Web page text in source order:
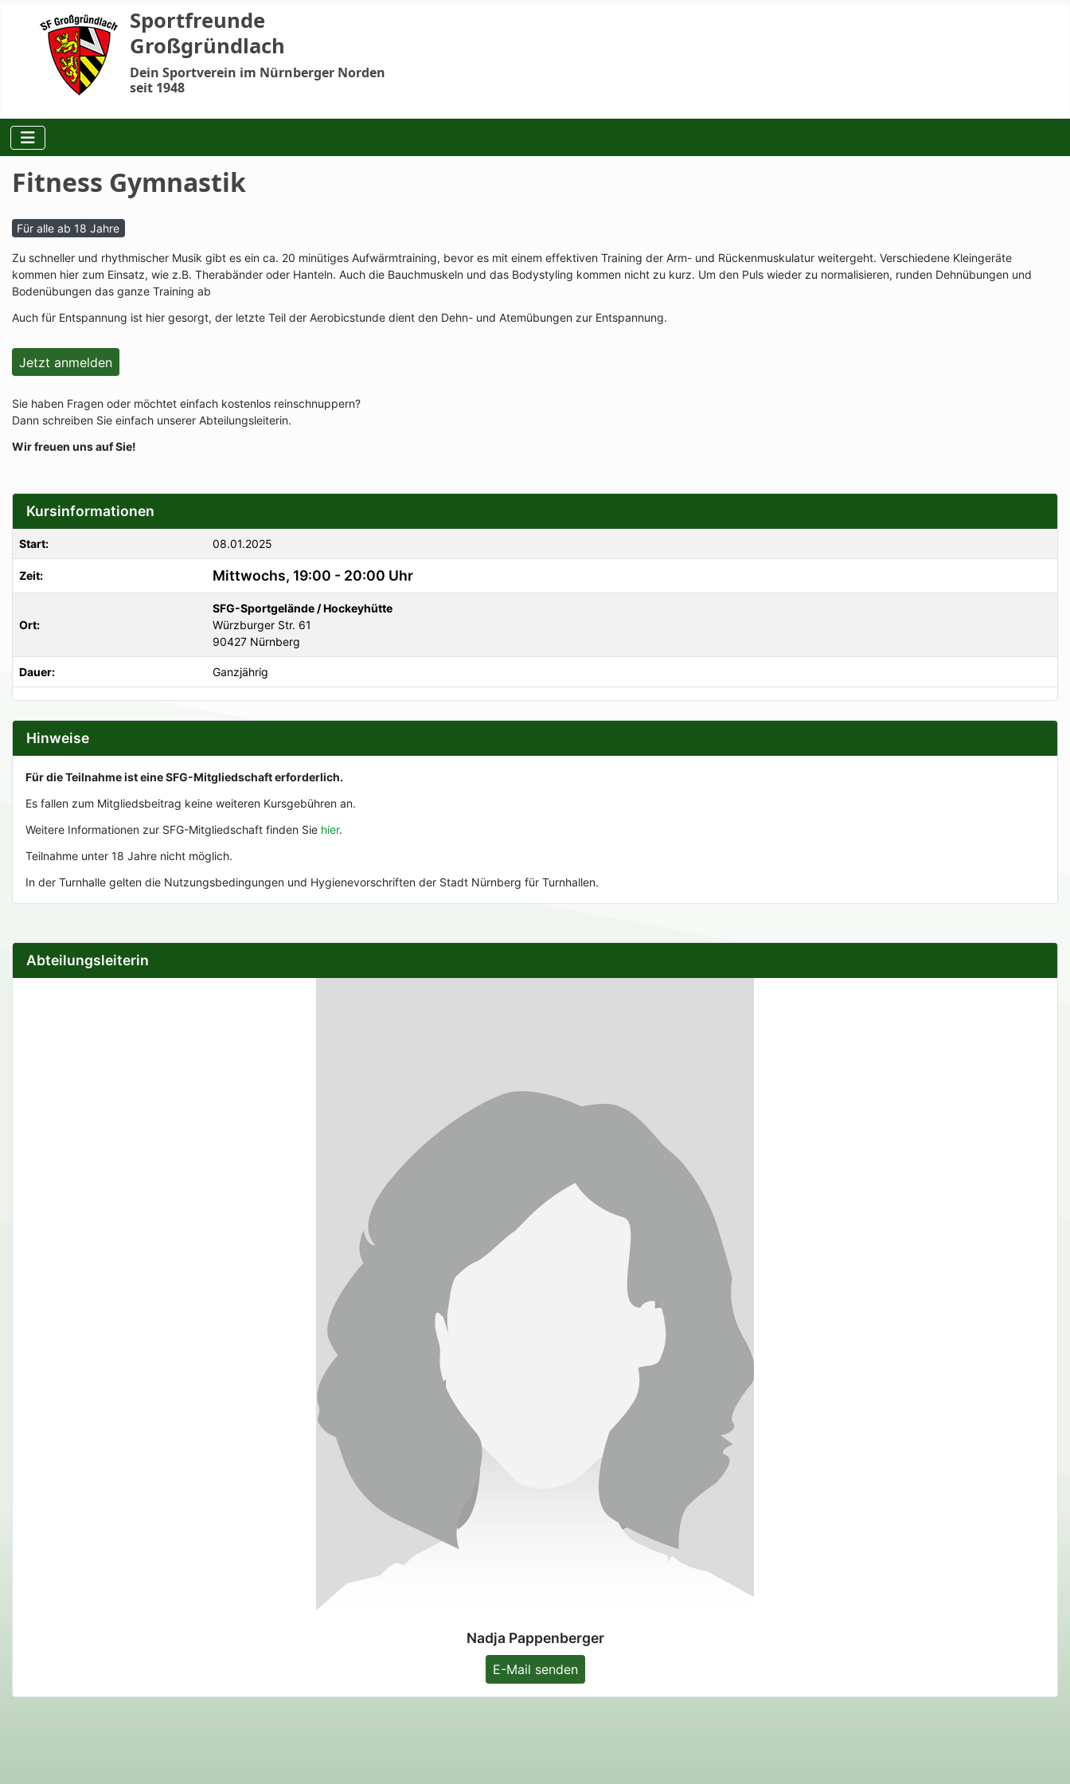
Sportfreunde
Großgründlach
Dein Sportverein im Nürnberger Norden
seit 1948
Fitness Gymnastik
Für alle ab 18 Jahre
Zu schneller und rhythmischer Musik gibt es ein ca. 20 minütiges Aufwärmtraining, bevor es mit einem effektiven Training der Arm- und Rückenmuskulatur weitergeht. Verschiedene Kleingeräte
kommen hier zum Einsatz, wie z.B. Therabänder oder Hanteln. Auch die Bauchmuskeln und das Bodystyling kommen nicht zu kurz. Um den Puls wieder zu normalisieren, runden Dehnübungen und
Bodenübungen das ganze Training ab
Auch für Entspannung ist hier gesorgt, der letzte Teil der Aerobicstunde dient den Dehn- und Atemübungen zur Entspannung.
Jetzt anmelden
Sie haben Fragen oder möchtet einfach kostenlos reinschnuppern?
Dann schreiben Sie einfach unserer Abteilungsleiterin.
Wir freuen uns auf Sie!
Kursinformationen
Start: 08.01.2025
Zeit: Mittwochs, 19:00 - 20:00 Uhr
Ort:
SFG-Sportgelände / Hockeyhütte
Würzburger Str. 61
90427 Nürnberg
Dauer: Ganzjährig
Hinweise
Für die Teilnahme ist eine SFG-Mitgliedschaft erforderlich.
Es fallen zum Mitgliedsbeitrag keine weiteren Kursgebühren an.
Weitere Informationen zur SFG-Mitgliedschaft finden Sie hier.
Teilnahme unter 18 Jahre nicht möglich.
In der Turnhalle gelten die Nutzungsbedingungen und Hygienevorschriften der Stadt Nürnberg für Turnhallen.
Abteilungsleiterin
Nadja Pappenberger
E-Mail senden